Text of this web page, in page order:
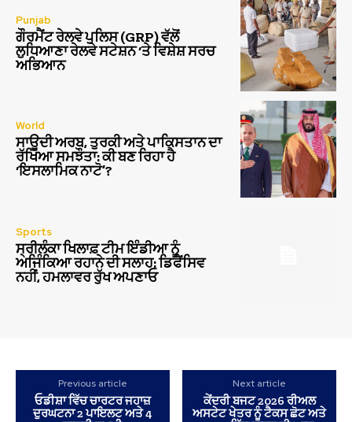
Punjab
ਗੌਰਮੈਂਟ ਰੇਲਵੇ ਪੁਲਿਸ (GRP) ਵੱਲੋਂ
ਲੁਧਿਆਣਾ ਰੇਲਵੇ ਸਟੇਸ਼ਨ ‘ਤੇ ਵਿਸ਼ੇਸ਼ ਸਰਚ
ਅਭਿਆਨ
World
ਸਾਊਦੀ ਅਰਬ, ਤੁਰਕੀ ਅਤੇ ਪਾਕਿਸਤਾਨ ਦਾ
ਰੱਖਿਆ ਸਮਝੌਤਾ: ਕੀ ਬਣ ਰਿਹਾ ਹੈ
‘ਇਸਲਾਮਿਕ ਨਾਟੋ’?
Sports
ਸ੍ਰੀਲੰਕਾ ਖਿਲਾਫ਼ ਟੀਮ ਇੰਡੀਆ ਨੂੰ
ਅਜਿੰਕਿਆ ਰਹਾਨੇ ਦੀ ਸਲਾਹ: ਡਿਫੈਂਸਿਵ
ਨਹੀਂ, ਹਮਲਾਵਰ ਰੁੱਖ ਅਪਣਾਓ
Previous article
ਓਡੀਸ਼ਾ ਵਿੱਚ ਚਾਰਟਰ ਜਹਾਜ਼
ਦੁਰਘਟਨਾ 2 ਪਾਇਲਟ ਅਤੇ 4
Next article
ਕੇਂਦਰੀ ਬਜਟ 2026 ਰੀਅਲ
ਅਸਟੇਟ ਖੇਤਰ ਨੂੰ ਟੈਕਸ ਛੋਟ ਅਤੇ